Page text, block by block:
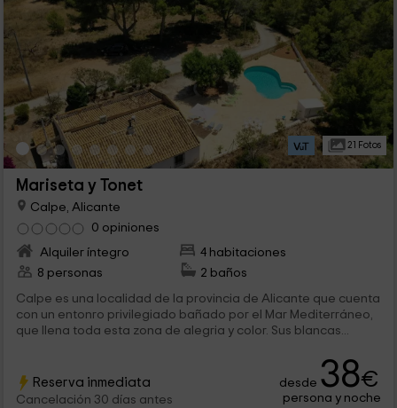
21 Fotos
Mariseta y Tonet
Calpe, Alicante
0 opiniones
Alquiler íntegro
4 habitaciones
8 personas
2 baños
Calpe es una localidad de la provincia de Alicante que cuenta
con un entonro privilegiado bañado por el Mar Mediterráneo,
que llena toda esta zona de alegria y color. Sus blancas...
Reserva inmediata
Cancelación 30 días antes
desde 38€
persona y noche